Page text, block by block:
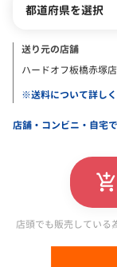
都道府県を選択
送り元の店舗
ハードオフ板橋赤塚
※送料について詳し
店舗・コンビニ・自宅
店頭でも販売している